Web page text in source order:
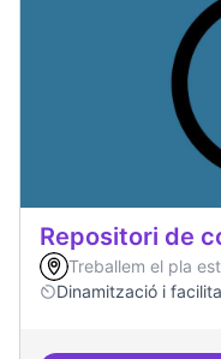
Repositori de
Treballem el pla
Dinamització i